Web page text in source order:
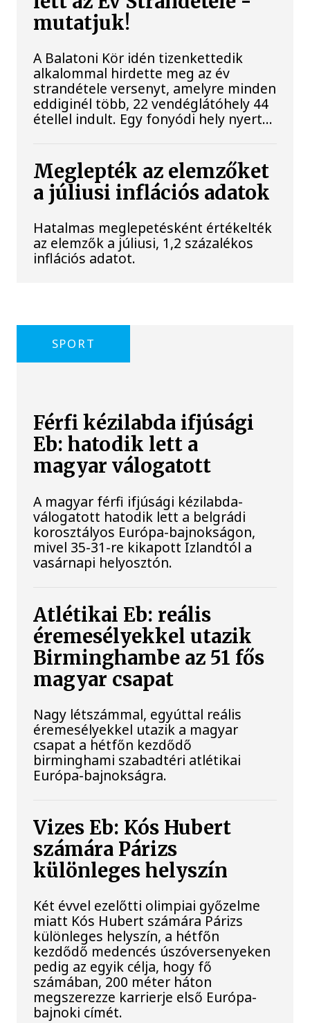
mutatjuk!
A Balatoni Kör idén tizenkettedik
alkalommal hirdette meg az év
strandétele versenyt, amelyre minden
eddiginél több, 22 vendéglátóhely 44
étellel indult. Egy fonyódi hely nyert...
Meglepték az elemzőket
a júliusi inflációs adatok
Hatalmas meglepetésként értékelték
az elemzők a júliusi, 1,2 százalékos
inflációs adatot.
SPORT
Férfi kézilabda ifjúsági
Eb: hatodik lett a
magyar válogatott
A magyar férfi ifjúsági kézilabda-
válogatott hatodik lett a belgrádi
korosztályos Európa-bajnokságon,
mivel 35-31-re kikapott Izlandtól a
vasárnapi helyosztón.
Atlétikai Eb: reális
éremesélyekkel utazik
Birminghambe az 51 fős
magyar csapat
Nagy létszámmal, egyúttal reális
éremesélyekkel utazik a magyar
csapat a hétfőn kezdődő
birminghami szabadtéri atlétikai
Európa-bajnokságra.
Vizes Eb: Kós Hubert
számára Párizs
különleges helyszín
Két évvel ezelőtti olimpiai győzelme
miatt Kós Hubert számára Párizs
különleges helyszín, a hétfőn
kezdődő medencés úszóversenyeken
pedig az egyik célja, hogy fő
számában, 200 méter háton
megszerezze karrierje első Európa-
bajnoki címét.